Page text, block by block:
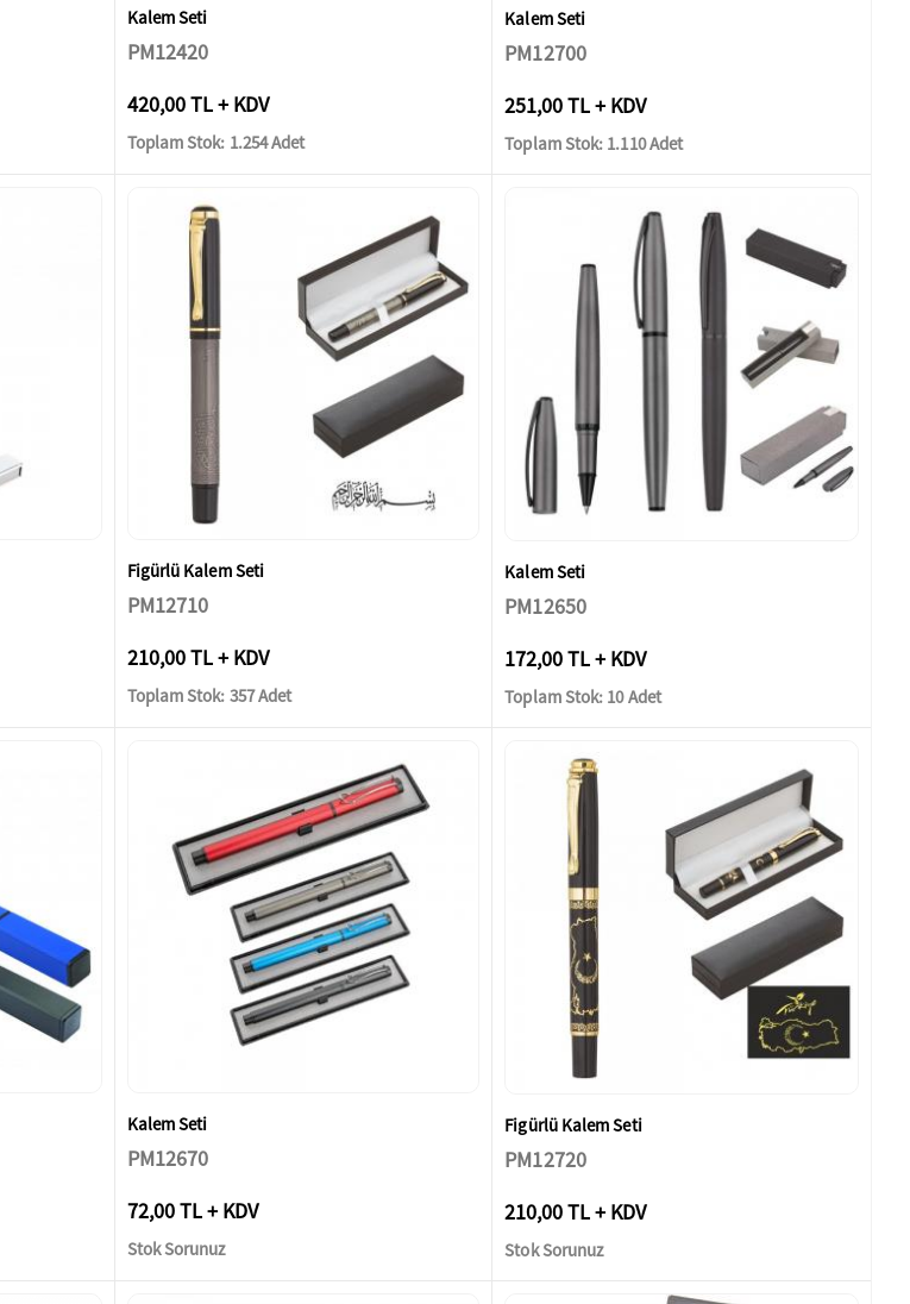
Kalem Seti
PM12420
420,00 TL + KDV
Toplam Stok: 1.254 Adet
Kalem Seti
PM12700
251,00 TL + KDV
Toplam Stok: 1.110 Adet
Figürlü Kalem Seti
PM12710
210,00 TL + KDV
Toplam Stok: 357 Adet
Kalem Seti
PM12650
172,00 TL + KDV
Toplam Stok: 10 Adet
Kalem Seti
PM12670
72,00 TL + KDV
Stok Sorunuz
Figürlü Kalem Seti
PM12720
210,00 TL + KDV
Stok Sorunuz